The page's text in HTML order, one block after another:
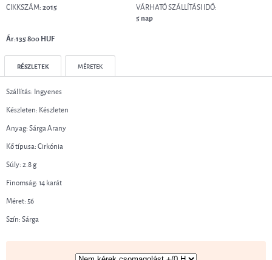
CIKKSZÁM:2015 VÁRHATÓ SZÁLLÍTÁSI IDŐ:
5 nap
Ár:135 800 HUF
RÉSZLETEK MÉRETEK
Szállítás: Ingyenes
Készleten: Készleten
Anyag: Sárga Arany
Kő típusa: Cirkónia
Súly: 2.8 g
Finomság: 14 karát
Méret: 56
Szín: Sárga